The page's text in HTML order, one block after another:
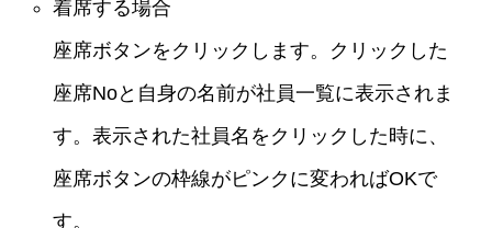
着席する場合
座席ボタンをクリックします。クリックした
座席Noと自身の名前が社員一覧に表示されま
す。表示された社員名をクリックした時に、
座席ボタンの枠線がピンクに変わればOKで
す。